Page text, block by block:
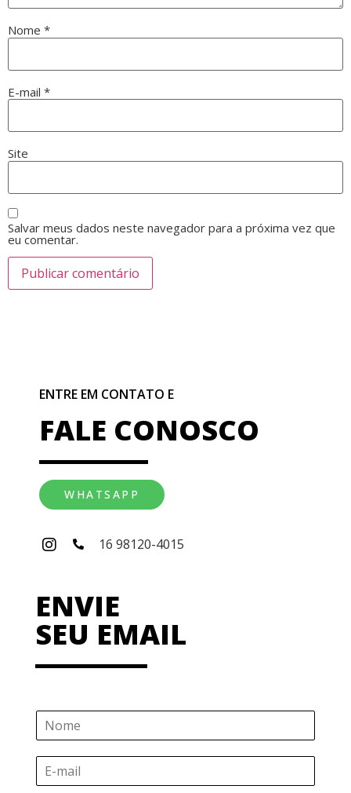
Nome *
E-mail *
Site
Salvar meus dados neste navegador para a próxima vez que
eu comentar.
ENTRE EM CONTATO E
FALE CONOSCO
WHATSAPP
16 98120-4015
ENVIE
SEU EMAIL
N
E